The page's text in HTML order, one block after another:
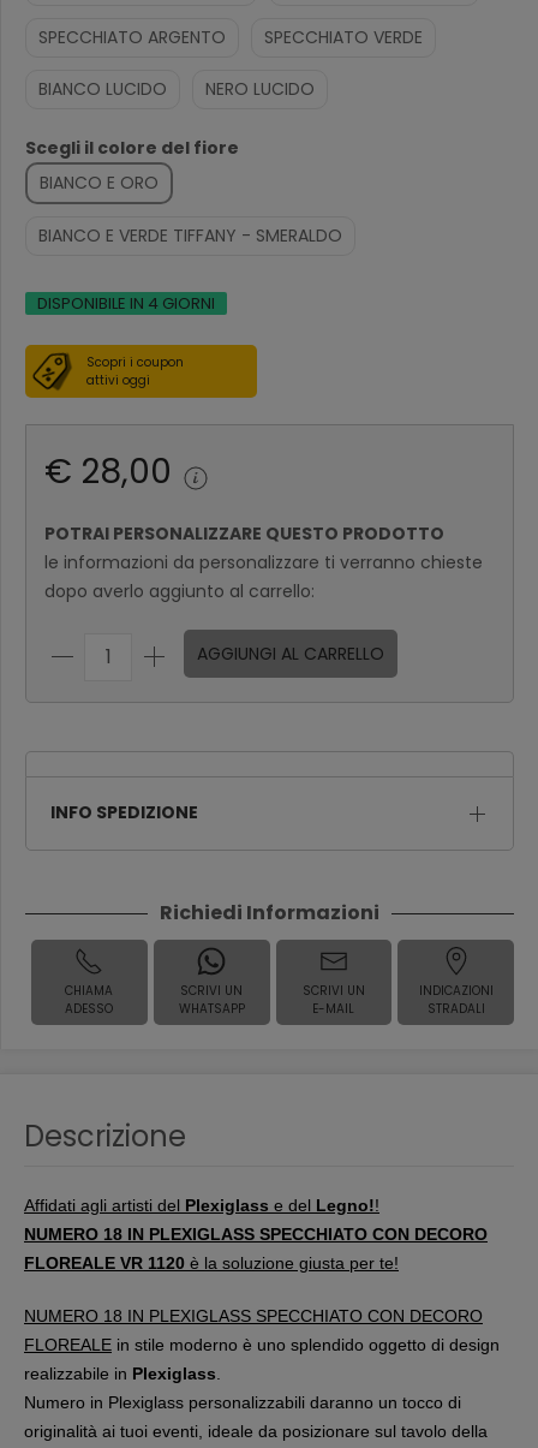
SPECCHIATO ARGENTO SPECCHIATO VERDE
BIANCO LUCIDO NERO LUCIDO
Scegli il colore del fiore
BIANCO E ORO
BIANCO E VERDE TIFFANY - SMERALDO
DISPONIBILE IN 4 GIORNI
Scopri i coupon
attivi oggi
€ 28,00
POTRAI PERSONALIZZARE QUESTO PRODOTTO
le informazioni da personalizzare ti verranno chieste
dopo averlo aggiunto al carrello:
AGGIUNGI AL CARRELLO
INFO SPEDIZIONE
Richiedi Informazioni
CHIAMA
ADESSO
SCRIVI UN
WHATSAPP
SCRIVI UN
E-MAIL
INDICAZIONI
STRADALI
Descrizione
Affidati agli artisti del Plexiglass e del Legno!!
NUMERO 18 IN PLEXIGLASS SPECCHIATO CON DECORO
FLOREALE VR 1120 è la soluzione giusta per te!
NUMERO 18 IN PLEXIGLASS SPECCHIATO CON DECORO
FLOREALE in stile moderno è uno splendido oggetto di design
realizzabile in Plexiglass
Numero in Plexiglass personalizzabili daranno un tocco di
originalità ai tuoi eventi, ideale da posizionare sul tavolo della